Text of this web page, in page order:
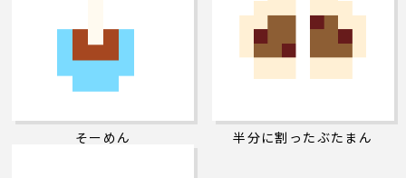
そーめん 半分に割ったぶたまん